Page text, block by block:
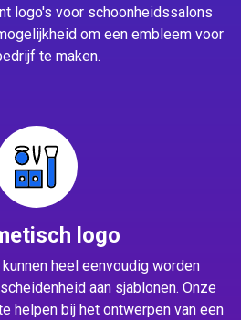
logo's voor schoonheidssalons
om een embleem voor
te maken.
logo
heel eenvoudig worden
aan sjablonen. Onze
helpen bij het ontwerpen van een